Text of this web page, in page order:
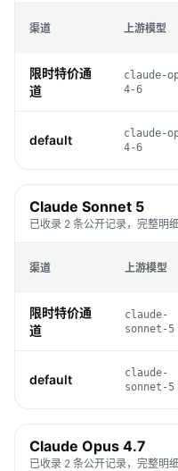
渠道 上游模型
限时特价通
道
claude-
4-6
default
claude-
4-6
Claude Sonnet 5
已收录 2 条公开记录，完整明
渠道 上游模型
限时特价通
道
claude-
sonnet-5
default
claude-
sonnet-5
Claude Opus 4.7
已收录 2 条公开记录，完整明